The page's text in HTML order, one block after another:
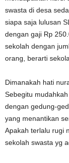
swasta di desa
siapa saja lulusan
dengan gaji Rp
sekolah dengan
orang, berarti
Dimanakah hati
Sebegitu
dengan gedung-
yang menantikan
Apakah terlalu rugi
sekolah swasta yg